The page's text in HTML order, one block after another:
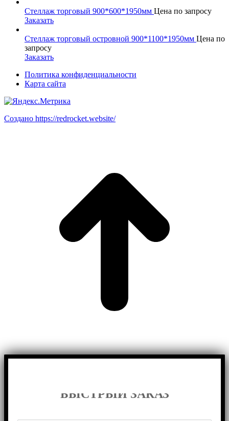
Стеллаж торговый 900*600*1950мм Цена по запросу
Заказать
Стеллаж торговый островной 900*1100*1950мм Цена по
запросу
Заказать
Политика конфиденциальности
Карта сайта
Создано https://redrocket.website/
БЫСТРЫЙ ЗАКАЗ